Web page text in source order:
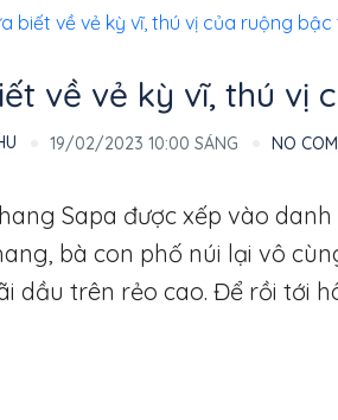
về vẻ kỳ vĩ, thú vị
19/02/2023 10:00 SÁNG NO
Sapa được xếp vào
bà con phố núi lại vô
dầu trên rẻo cao. Để rồi tới